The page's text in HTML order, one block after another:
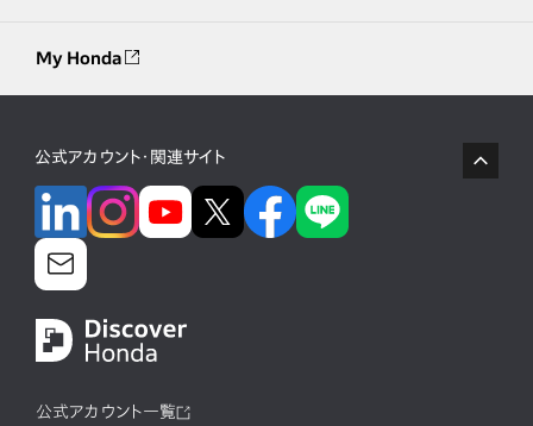
My Honda
公式アカウント・関連サイト
公式アカウント一覧